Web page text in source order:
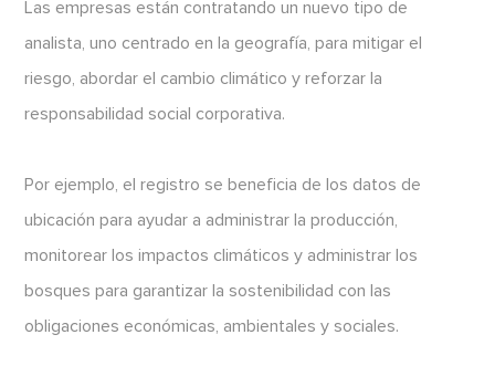
Las empresas están contratando un nuevo tipo de
analista, uno centrado en la geografía, para mitigar el
riesgo, abordar el cambio climático y reforzar la
responsabilidad social corporativa.
Por ejemplo, el registro se beneficia de los datos de
ubicación para ayudar a administrar la producción,
monitorear los impactos climáticos y administrar los
bosques para garantizar la sostenibilidad con las
obligaciones económicas, ambientales y sociales.